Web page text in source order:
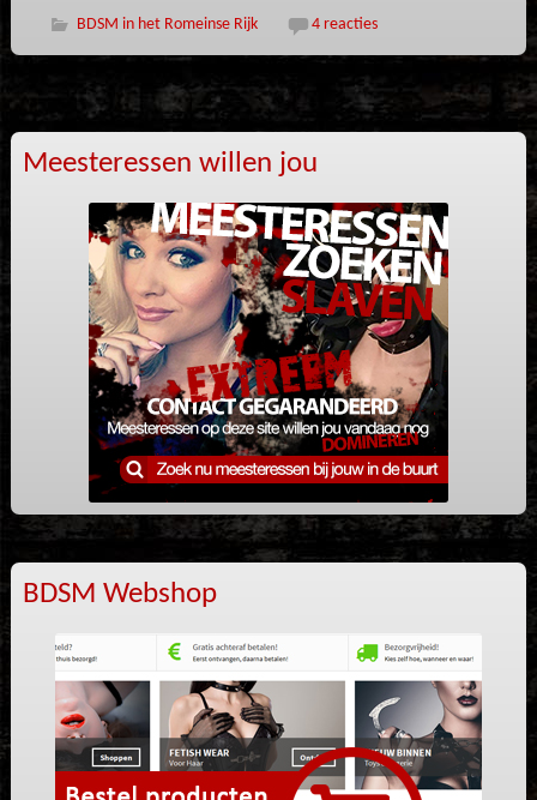
BDSM in het Romeinse Rijk 4 reacties
Meesteressen willen jou
BDSM Webshop